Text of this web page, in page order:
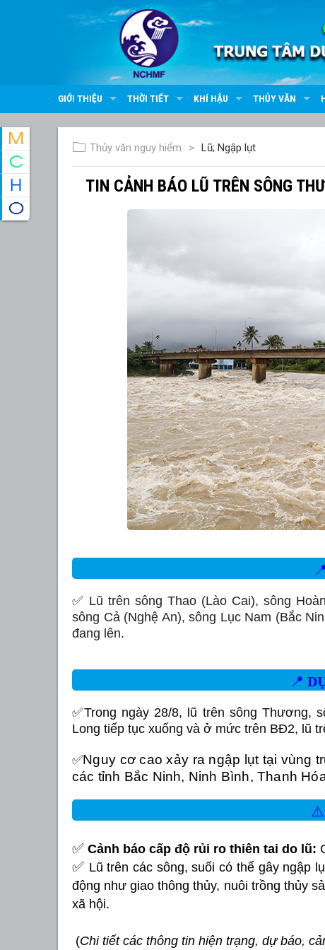
GIỚI THIỆU THỜI TIẾT KHÍ HẬU THỦY VĂN
Thủy văn nguy hiểm Lũ; Ngập lụt
TIN CẢNH BÁO LŨ TRÊN SÔNG
✅ Lũ trên sông Thao (Lào Cai), sông
sông Cả (Nghệ An), sông Lục Nam (Bắc
đang lên.
📍
✅Trong ngày 28/8, lũ trên sông Thương,
Long tiếp tục xuống và ở mức trên BĐ2, lũ
✅Nguy cơ cao xảy ra ngập lụt tại vùng
các tỉnh Bắc Ninh, Ninh Bình, Thanh
⚠️
✅ Cảnh báo cấp độ rủi ro thiên tai do lũ:
✅ Lũ trên các sông, suối có thể gây ngập
động như giao thông thủy, nuôi trồng thủy
xã hội.
(Chi tiết các thông tin hiện trạng, dự báo,